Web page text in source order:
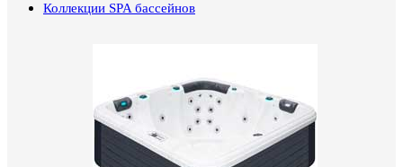
Коллекции SPA бассейнов